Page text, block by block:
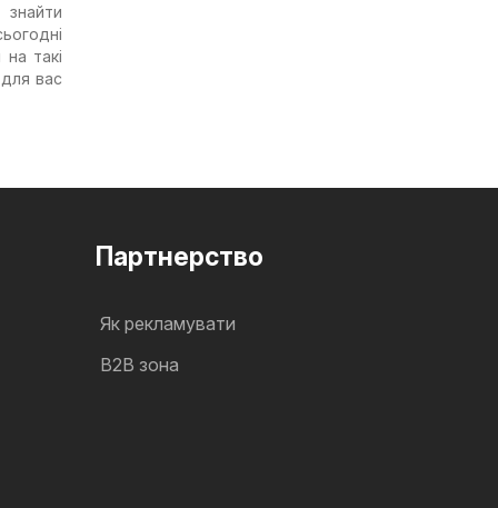
такі
вас
Партнерство
Як рекламувати
B2B зона